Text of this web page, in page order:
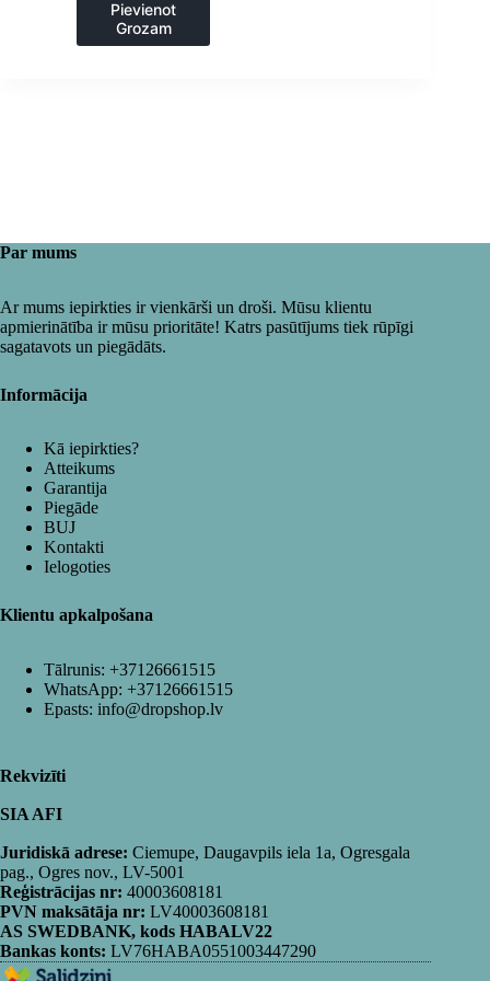
Pievienot
Grozam
Par mums
Ar mums iepirkties ir vienkārši un droši. Mūsu klientu
apmierinātība ir mūsu prioritāte! Katrs pasūtījums tiek rūpīgi
sagatavots un piegādāts.
Informācija
Kā iepirkties?
Atteikums
Garantija
Piegāde
BUJ
Kontakti
Ielogoties
Klientu apkalpošana
Tālrunis: +37126661515
WhatsApp: +37126661515
Epasts: info@dropshop.lv
Rekvizīti
SIA AFI
Juridiskā adrese: Ciemupe, Daugavpils iela 1a, Ogresgala
pag., Ogres nov., LV-5001
Reģistrācijas nr: 40003608181
PVN maksātāja nr: LV40003608181
AS SWEDBANK, kods HABALV22
Bankas konts: LV76HABA0551003447290